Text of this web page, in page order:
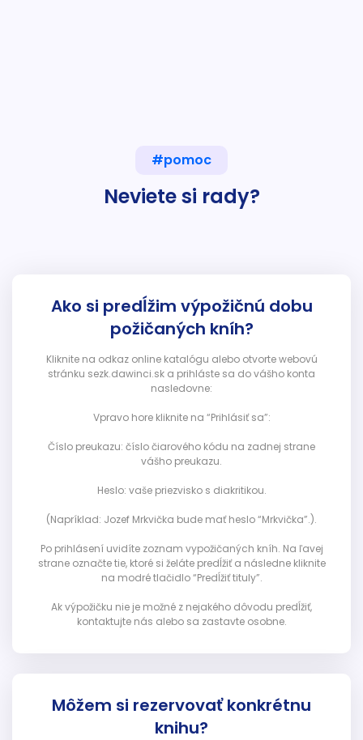
#pomoc
Neviete si rady?
Ako si predĺžim výpožičnú dobu
požičaných kníh?
Kliknite na odkaz online katalógu alebo otvorte webovú
stránku sezk.dawinci.sk a prihláste sa do vášho konta
nasledovne:
Vpravo hore kliknite na “Prihlásiť sa”:
Číslo preukazu: číslo čiarového kódu na zadnej strane
vášho preukazu.
Heslo: vaše priezvisko s diakritikou.
(Napríklad: Jozef Mrkvička bude mať heslo “Mrkvička”.).
Po prihlásení uvidíte zoznam vypožičaných kníh. Na ľavej
strane označte tie, ktoré si želáte predĺžiť a následne kliknite
na modré tlačidlo “Predĺžiť tituly”.
Ak výpožičku nie je možné z nejakého dôvodu predĺžiť,
kontaktujte nás alebo sa zastavte osobne.
Môžem si rezervovať konkrétnu
knihu?